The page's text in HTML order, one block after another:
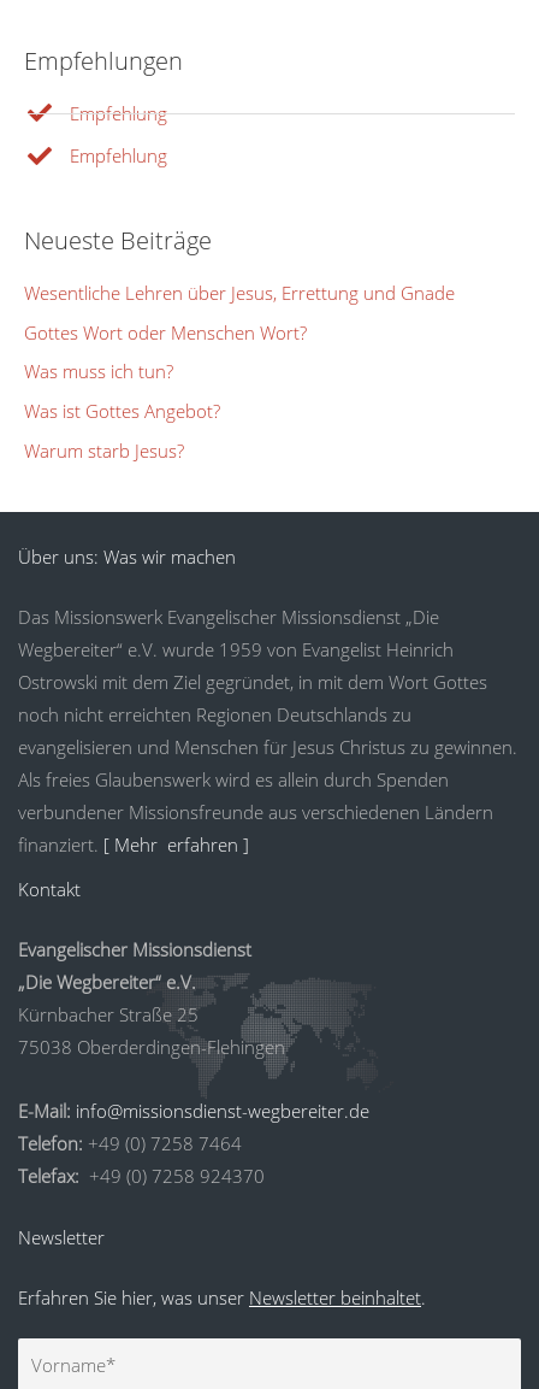
Empfehlungen
Empfehlung
Empfehlung
Neueste Beiträge
Wesentliche Lehren über Jesus, Errettung und Gnade
Gottes Wort oder Menschen Wort?
Was muss ich tun?
Was ist Gottes Angebot?
Warum starb Jesus?
Über uns: Was wir machen
Das Missionswerk Evangelischer Missionsdienst „Die
Wegbereiter“ e.V. wurde 1959 von Evangelist Heinrich
Ostrowski mit dem Ziel gegründet, in mit dem Wort Gottes
noch nicht erreichten Regionen Deutschlands zu
evangelisieren und Menschen für Jesus Christus zu gewinnen.
Als freies Glaubenswerk wird es allein durch Spenden
verbundener Missionsfreunde aus verschiedenen Ländern
finanziert. [ Mehr erfahren ]
Kontakt
Evangelischer Missionsdienst
„Die Wegbereiter“ e.V.
Kürnbacher Straße 25
75038 Oberderdingen-Flehingen
E-Mail: info@missionsdienst-wegbereiter.de
Telefon: +49 (0) 7258 7464
Telefax: +49 (0) 7258 924370
Newsletter
Erfahren Sie hier, was unser Newsletter beinhaltet.
Vorname